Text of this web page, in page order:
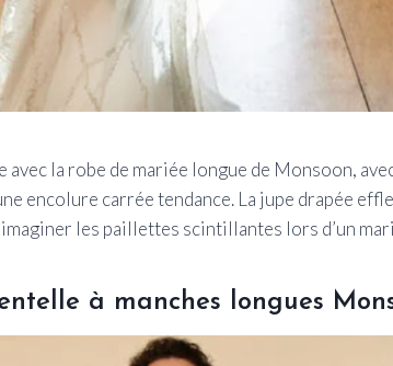
avec la robe de mariée longue de Monsoon,
encolure carrée tendance. La jupe drapée
les paillettes scintillantes lors d’un
à manches longues